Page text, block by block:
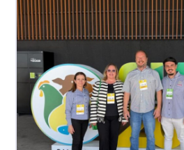
SP
R$ 5,08
Suíno - Estadual
MG
R$ 5,07
kg
Suíno - Estadual